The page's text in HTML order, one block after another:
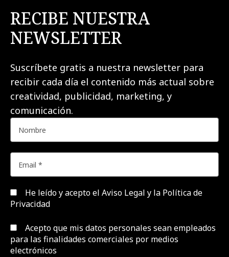
RECIBE NUESTRA
NEWSLETTER
Suscríbete gratis a nuestra newsletter para
recibir cada día el contenido más actual sobre
creatividad, publicidad, marketing, y
comunicación.
He leído y acepto el Aviso Legal y la Política de
Privacidad
Acepto que mis datos personales sean empleados
para las finalidades comerciales por medios
electrónicos